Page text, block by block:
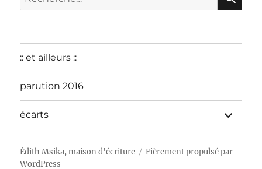
pour :
:: et ailleurs ::
parution 2016
écarts
ouvrir
le
sous-
Édith Msika, maison d'écriture
Fièrement propulsé par
WordPress